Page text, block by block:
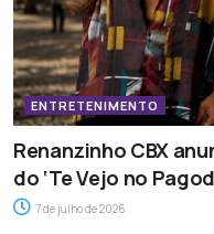
ENTRETENIMENTO
Renanzinho CBX
do ‘Te Vejo no
7 de julho de 2026